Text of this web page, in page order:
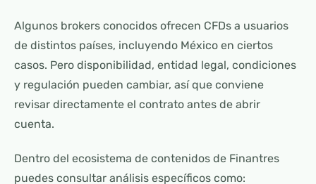
Algunos brokers conocidos ofrecen CFDs a usuarios
de distintos países, incluyendo México en ciertos
casos. Pero disponibilidad, entidad legal, condiciones
y regulación pueden cambiar, así que conviene
revisar directamente el contrato antes de abrir
cuenta.
Dentro del ecosistema de contenidos de Finantres
puedes consultar análisis específicos como: